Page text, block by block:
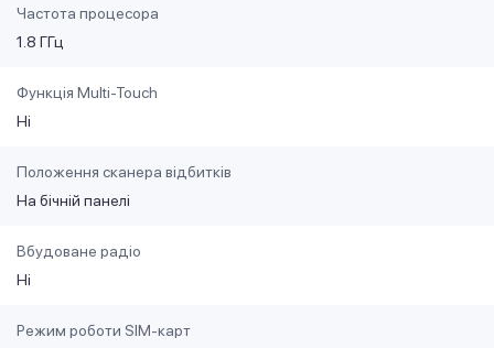
Частота процесора
1.8 ГГц
Функція Multi-Touch
Ні
Положення сканера відбитків
На бічній панелі
Вбудоване радіо
Ні
Режим роботи SIM-карт